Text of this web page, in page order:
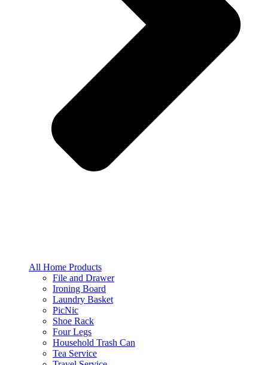
All Home Products
File and Drawer
Ironing Board
Laundry Basket
PicNic
Shoe Rack
Four Legs
Household Trash Can
Tea Service